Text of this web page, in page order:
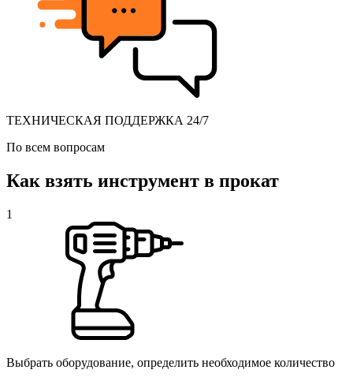
ТЕХНИЧЕСКАЯ ПОДДЕРЖКА 24/7
По всем вопросам
Как взять инструмент в прокат
1
Выбрать оборудование, определить необходимое количество